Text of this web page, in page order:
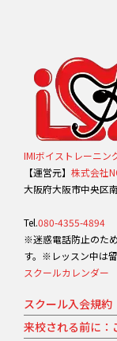
IMIボイストレーニン
【運営元】 株式会社
大阪府大阪市中央区
Tel.080-4355-4894
※迷惑電話防止のた
す。※レッスン中は
スクールカレンダー
スクール入会規約
来校される前に：